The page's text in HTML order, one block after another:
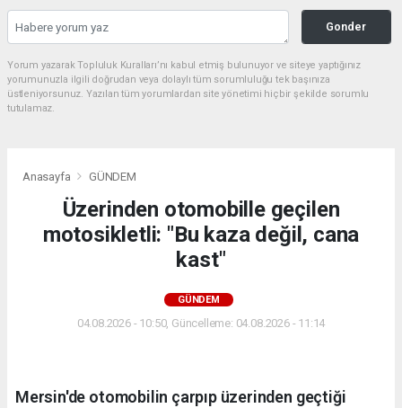
Gonder
Yorum yazarak Topluluk Kuralları’nı kabul etmiş bulunuyor ve siteye yaptığınız
yorumunuzla ilgili doğrudan veya dolaylı tüm sorumluluğu tek başınıza
üstleniyorsunuz. Yazılan tüm yorumlardan site yönetimi hiçbir şekilde sorumlu
tutulamaz.
Anasayfa GÜNDEM
Üzerinden otomobille geçilen
motosikletli: "Bu kaza değil, cana
kast"
GÜNDEM
04.08.2026 - 10:50, Güncelleme: 04.08.2026 - 11:14
Mersin'de otomobilin çarpıp üzerinden geçtiği